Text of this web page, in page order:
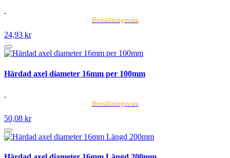
Beställningsvara
24,93 kr
Härdad axel diameter 16mm per 100mm
Beställningsvara
50,08 kr